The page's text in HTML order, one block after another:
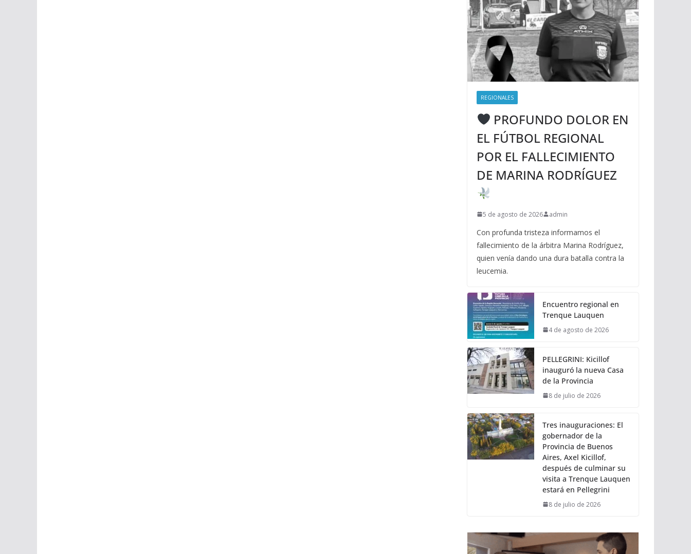
REGIONALES
PROFUNDO DOLOR EN
EL FÚTBOL REGIONAL
POR EL FALLECIMIENTO
DE MARINA RODRÍGUEZ
5 de agosto de 2026 admin
Con profunda tristeza informamos el
fallecimiento de la árbitra Marina Rodríguez,
quien venía dando una dura batalla contra la
leucemia.
Encuentro regional en
Trenque Lauquen
4 de agosto de 2026
PELLEGRINI: Kicillof
inauguró la nueva Casa
de la Provincia
8 de julio de 2026
Tres inauguraciones: El
gobernador de la
Provincia de Buenos
Aires, Axel Kicillof,
después de culminar su
visita a Trenque Lauquen
estará en Pellegrini
8 de julio de 2026